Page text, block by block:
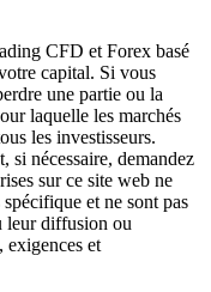
CFD et Forex basé
capital. Si vous
une partie ou la
laquelle les marchés
les investisseurs.
si nécessaire, demandez
sur ce site web ne
et ne sont pas
leur diffusion ou
exigences et